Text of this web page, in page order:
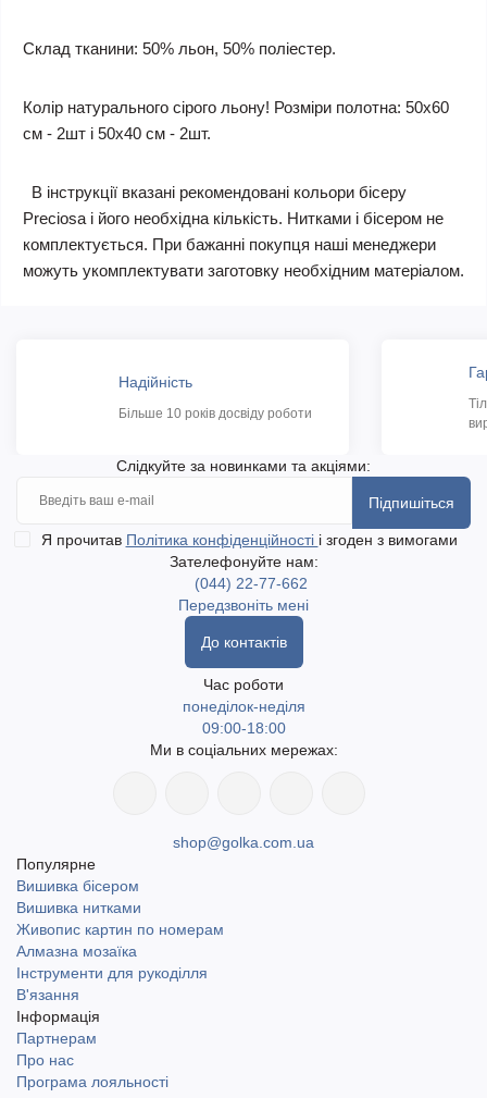
Склад тканини: 50% льон, 50% поліестер.
Колір натурального сірого льону! Розміри полотна: 50х60
см - 2шт і 50х40 см - 2шт.
В інструкції вказані рекомендовані кольори бісеру
Preciosa і його необхідна кількість. Нитками і бісером не
комплектується. При бажанні покупця наші менеджери
можуть укомплектувати заготовку необхідним матеріалом.
Надійність
Більше 10 років досвіду роботи
Слідкуйте за новинками та акціями:
Підпишіться
Я прочитав Політика конфіденційності і згоден з вимогами
Зателефонуйте нам:
(044) 22-77-662
Передзвоніть мені
До контактів
Час роботи
понеділок-неділя
09:00-18:00
Ми в соціальних мережах:
shop@golka.com.ua
Популярне
Вишивка бісером
Вишивка нитками
Живопис картин по номерам
Алмазна мозаїка
Інструменти для рукоділля
В'язання
Інформація
Партнерам
Про нас
Програма лояльності